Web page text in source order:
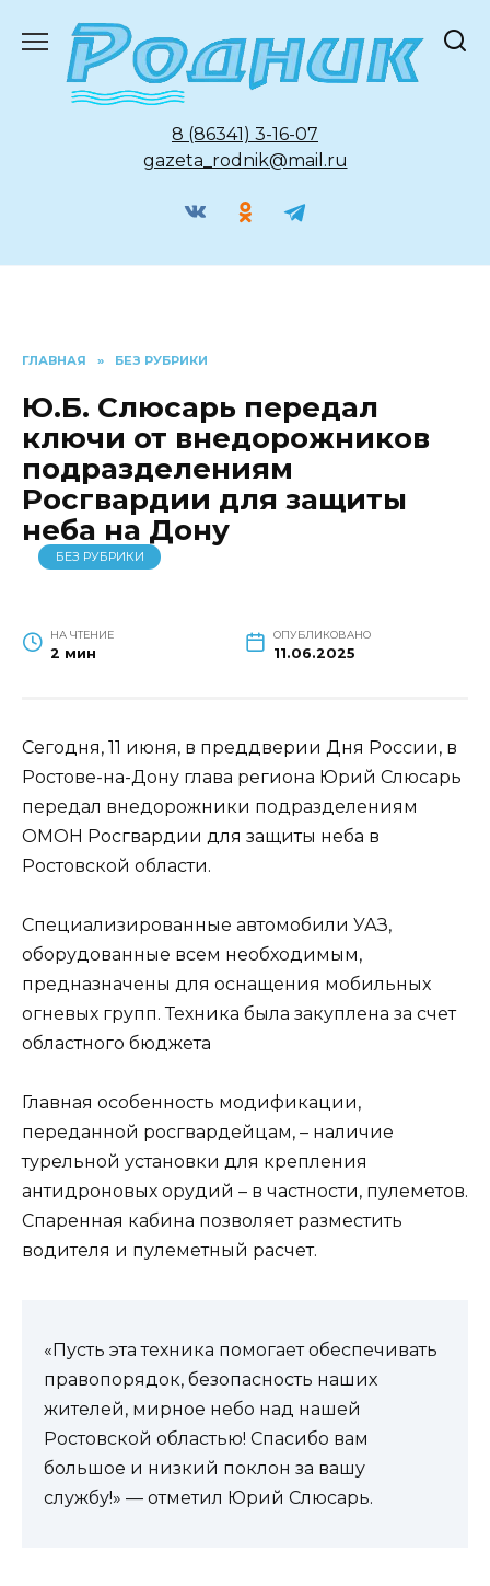
содержанию
8 (86341) 3-16-07
gazeta_rodnik@mail.ru
ГЛАВНАЯ » БЕЗ РУБРИКИ
Ю.Б. Слюсарь передал
ключи от внедорожников
подразделениям
Росгвардии для защиты
неба на Дону
БЕЗ РУБРИКИ
НА ЧТЕНИЕ
2 мин
ОПУБЛИКОВАНО
11.06.2025
Сегодня, 11 июня, в преддверии Дня России, в
Ростове-на-Дону глава региона Юрий Слюсарь
передал внедорожники подразделениям
ОМОН Росгвардии для защиты неба в
Ростовской области.
Специализированные автомобили УАЗ,
оборудованные всем необходимым,
предназначены для оснащения мобильных
огневых групп. Техника была закуплена за счет
областного бюджета
Главная особенность модификации,
переданной росгвардейцам, – наличие
турельной установки для крепления
антидроновых орудий – в частности, пулеметов.
Спаренная кабина позволяет разместить
водителя и пулеметный расчет.
«Пусть эта техника помогает обеспечивать
правопорядок, безопасность наших
жителей, мирное небо над нашей
Ростовской областью! Спасибо вам
большое и низкий поклон за вашу
службу!» — отметил Юрий Слюсарь.